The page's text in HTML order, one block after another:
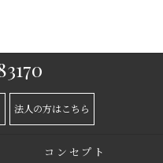
法人の方はこちら
コンセプト